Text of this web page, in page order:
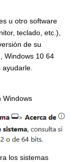
u otro software
teclado, etc.),
de su
Windows 10 64
Windows
los sistemas